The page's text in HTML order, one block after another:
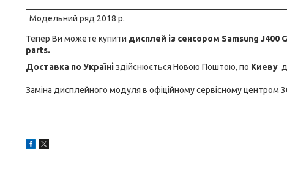
Модельний ряд 2018 р.
Тепер Ви можете купити дисплей із сенсором Samsung J400
parts.
Доставка по Україніздійснюється Новою Поштою, по Киеву
Заміна дисплейного модуля в офіційному сервісному центром